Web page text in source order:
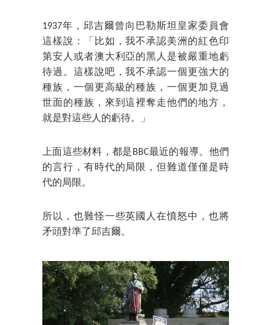
1937年，邱吉爾曾向巴勒斯坦皇家委員會
這樣說：「比如，我不承認美洲的紅色印
第安人或者澳大利亞的黑人是被嚴重地虧
待過。這樣說吧，我不承認一個更強大的
種族，一個更高級的種族，一個更加見過
世面的種族，來到這裡奪走他們的地方，
就是對這些人的虧待。」
上面這些材料，都是BBC最近的報導。他們
的言行，有時代的局限，但難道僅僅是時
代的局限。
所以，也難怪一些英國人在憤怒中，也將
矛頭對準了邱吉爾。